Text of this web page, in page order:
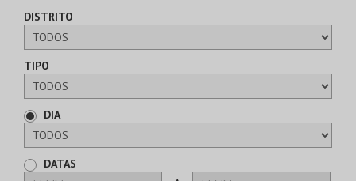
DISTRITO
TIPO
DIA
DATAS